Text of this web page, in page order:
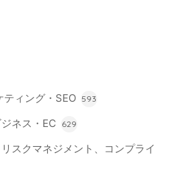
ティング・SEO 593
ネス・EC 629
スクマネジメント、コンプライ